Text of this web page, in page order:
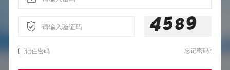
记住密码 忘记密码?